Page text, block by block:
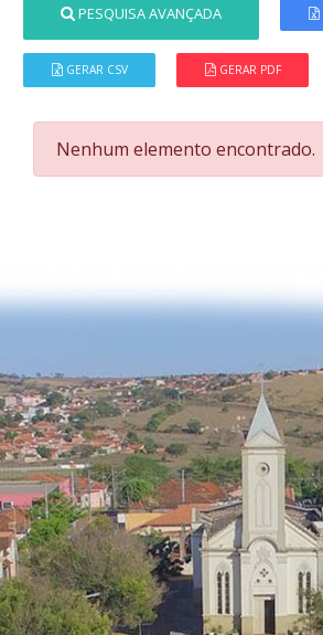
PESQUISA AVANÇADA
GERAR CSV GERAR PDF
Nenhum elemento encontrado.